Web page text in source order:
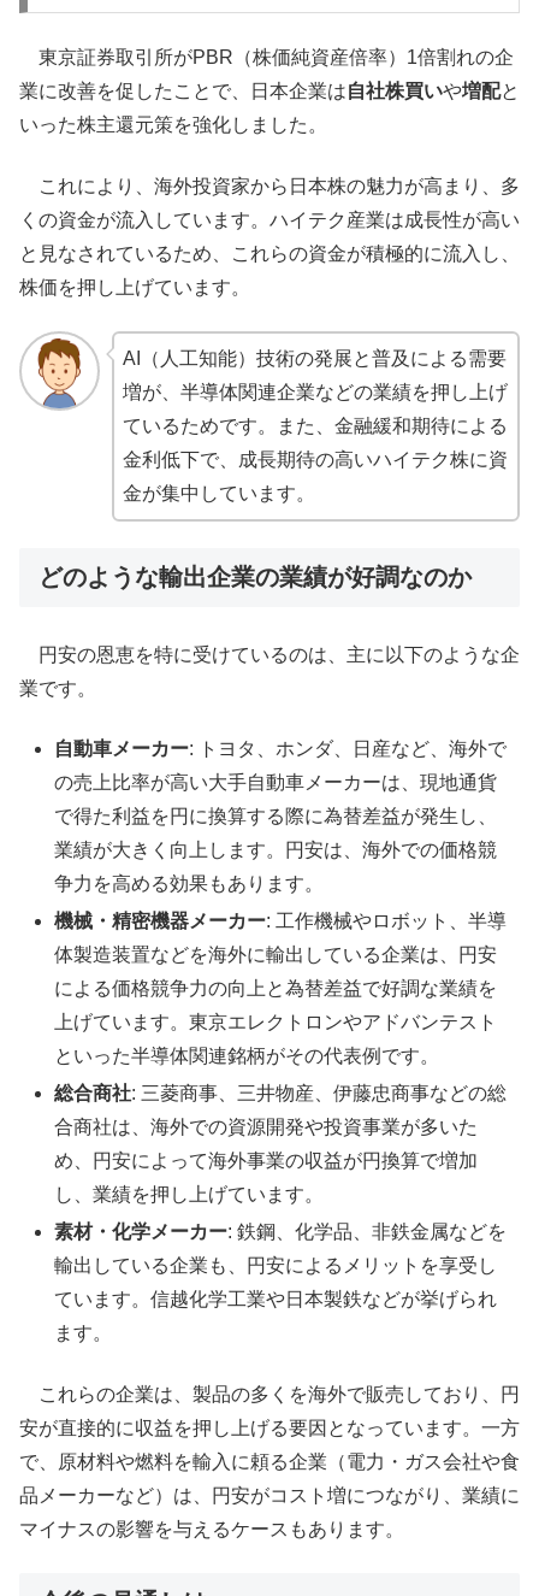
東京証券取引所がPBR（株価純資産倍率）1倍割れの企
業に改善を促したことで、日本企業は自社株買いや増配と
いった株主還元策を強化しました。
これにより、海外投資家から日本株の魅力が高まり、多
くの資金が流入しています。ハイテク産業は成長性が高い
と見なされているため、これらの資金が積極的に流入し、
株価を押し上げています。
AI（人工知能）技術の発展と普及による需要
増が、半導体関連企業などの業績を押し上げ
ているためです。また、金融緩和期待による
金利低下で、成長期待の高いハイテク株に資
金が集中しています。
どのような輸出企業の業績が好調なのか
円安の恩恵を特に受けているのは、主に以下のような企
業です。
自動車メーカー: トヨタ、ホンダ、日産など、海外で
の売上比率が高い大手自動車メーカーは、現地通貨
で得た利益を円に換算する際に為替差益が発生し、
業績が大きく向上します。円安は、海外での価格競
争力を高める効果もあります。
機械・精密機器メーカー: 工作機械やロボット、半導
体製造装置などを海外に輸出している企業は、円安
による価格競争力の向上と為替差益で好調な業績を
上げています。東京エレクトロンやアドバンテスト
といった半導体関連銘柄がその代表例です。
総合商社: 三菱商事、三井物産、伊藤忠商事などの総
合商社は、海外での資源開発や投資事業が多いた
め、円安によって海外事業の収益が円換算で増加
し、業績を押し上げています。
素材・化学メーカー: 鉄鋼、化学品、非鉄金属などを
輸出している企業も、円安によるメリットを享受し
ています。信越化学工業や日本製鉄などが挙げられ
ます。
これらの企業は、製品の多くを海外で販売しており、円
安が直接的に収益を押し上げる要因となっています。一方
で、原材料や燃料を輸入に頼る企業（電力・ガス会社や食
品メーカーなど）は、円安がコスト増につながり、業績に
マイナスの影響を与えるケースもあります。